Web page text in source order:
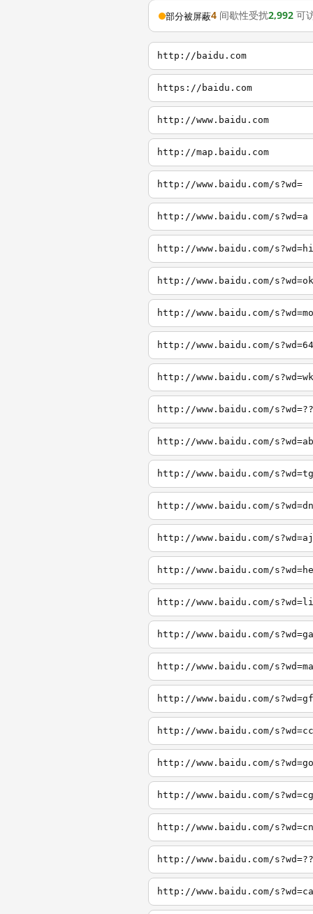
部分被屏蔽4 间歇性受扰2,992 可
http://baidu.com
https://baidu.com
http://www.baidu.com
http://map.baidu.com
http://www.baidu.com/s?wd=
http://www.baidu.com/s?wd=a
http://www.baidu.com/s?wd=hi
http://www.baidu.com/s?wd=ok
http://www.baidu.com/s?wd=mo
http://www.baidu.com/s?wd=64
http://www.baidu.com/s?wd=wk
http://www.baidu.com/s?wd=??
http://www.baidu.com/s?wd=ab
http://www.baidu.com/s?wd=tg
http://www.baidu.com/s?wd=dn
http://www.baidu.com/s?wd=aj
http://www.baidu.com/
http://www.baidu.com/
http://www.baidu.com/
http://www.baidu.com/
http://www.baidu.com/
http://www.baidu.com/
http://www.baidu.com/
http://www.baidu.com/
http://www.baidu.com/
http://www.baidu.com/
http://www.baidu.com/